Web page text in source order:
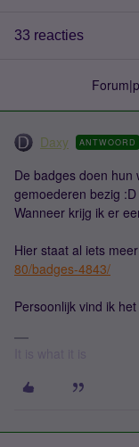
33 reacties
Daxy ANTWOORD
De badges doen hun
gemoederen bezig :D
Wanneer krijg ik er
Hier staat al iets
80/badges-4843/
Persoonlijk vind ik